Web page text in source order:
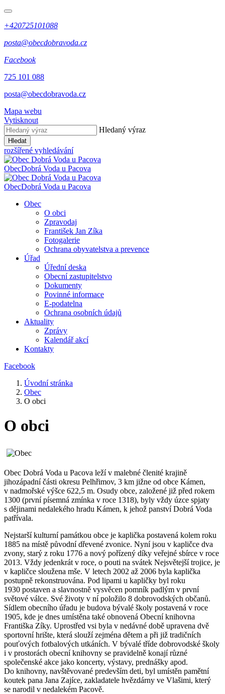
+420725101088
posta@obecdobravoda.cz
Facebook
725 101 088
posta@obecdobravoda.cz
Mapa webu
Vytisknout
Hledaný výraz
Hledat
rozšířené vyhledávání
ObecDobrá Voda u Pacova
ObecDobrá Voda u Pacova
Obec
O obci
Zpravodaj
František Jan Zíka
Fotogalerie
Ochrana obyvatelstva a prevence
Úřad
Úřední deska
Obecní zastupitelstvo
Dokumenty
Povinné informace
E-podatelna
Ochrana osobních údajů
Aktuality
Zprávy
Kalendář akcí
Kontakty
Facebook
Úvodní stránka
Obec
O obci
O obci
Obec Dobrá Voda u Pacova leží v malebné členité krajině
jihozápadní části okresu Pelhřimov, 3 km jižne od obce Kámen,
v nadmořské výšce 622,5 m. Osudy obce, založené již před rokem
1300 (první písemná zmínka v roce 1318), byly vždy úzce spjaty
s dějinami nedalekého hradu Kámen, k jehož panství Dobrá Voda
patřívala.
Nejstarší kulturní památkou obce je kaplička postavená kolem roku
1885 na místě původní dřevené zvonice. Nyní jsou v kapličce dva
zvony, starý z roku 1776 a nový pořízený díky veřejné sbírce v roce
2013. Vždy jedenkrát v roce, o pouti na svátek Nejsvětejší trojice, je
v kapličce sloužena mše. V letech 2002 až 2006 byla kaplička
postupně rekonstruována. Pod lipami u kapličky byl roku
1930 postaven a slavnostně vysvěcen pomník padlým v první
světové válce. Své životy v ní položilo 8 dobrovodských občanů.
Sídlem obecního úřadu je budova bývalé školy postavená v roce
1905, kde je dnes umístěna také obnovená Obecní knihovna
Františka Zíky. Uprostřed vsi byla v nedávné době upravena dvě
sportovní hrište, která slouží zejména dětem a při již tradičních
pouťových fotbalových utkáních. V bývalé tříde dobrovodské školy
i v prostorách obecní knihovny se pravidelně konají různé
společenské akce jako koncerty, výstavy, prednášky apod.
Do knihovny, navštěvované predevším deti, byl umístěn pamětní
koutek pana Jana Zajíce, zakladatele hvězdárny ve Vlašimi, který
se narodil v nedalekém Pacově.